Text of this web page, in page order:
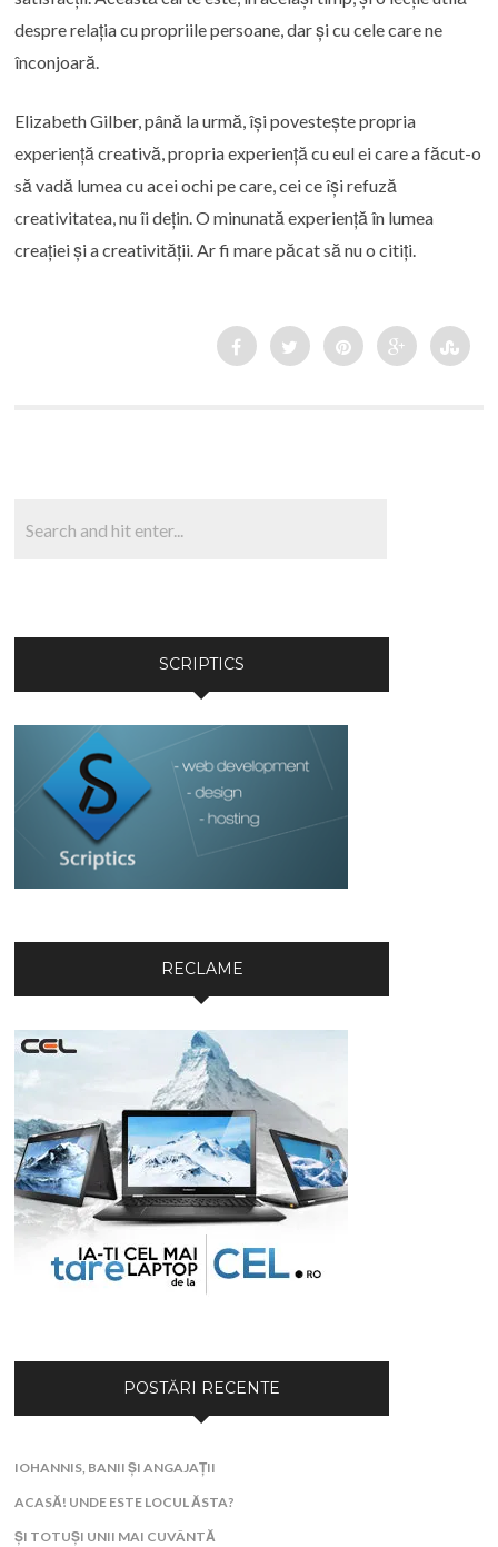
despre relația cu propriile persoane, dar și cu cele care ne
înconjoară.
Elizabeth Gilber, până la urmă, își povestește propria
experiență creativă, propria experiență cu eul ei care a făcut-o
să vadă lumea cu acei ochi pe care, cei ce își refuză
creativitatea, nu îi dețin. O minunată experiență în lumea
creației și a creativității. Ar fi mare păcat să nu o citiți.
SCRIPTICS
RECLAME
POSTĂRI RECENTE
IOHANNIS, BANII ȘI ANGAJAȚII
ACASĂ! UNDE ESTE LOCUL ĂSTA?
ȘI TOTUȘI UNII MAI CUVÂNTĂ